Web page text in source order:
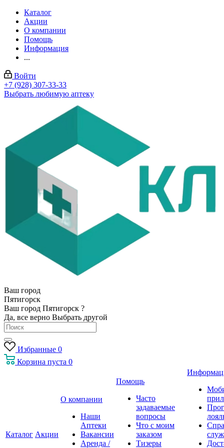
Каталог
Акции
О компании
Помощь
Информация
...
Войти
+7 (928) 307-33-33
Выбрать любимую аптеку
Ваш город
Пятигорск
Ваш город Пятигорск ?
Да, все верно Выбрать другой
Избранные 0
Корзина пуста 0
Каталог Акции
О компании
Наши
Аптеки
Вакансии
Аренда /
Помощь
Часто
задаваемые
вопросы
Что с моим
заказом
Тизеры